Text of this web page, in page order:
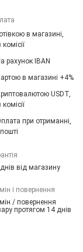
в магазині,
комісії
рахунок IBAN
в магазині +4%
USDT,
комісії
при отриманні,
від магазину
і повернення
/ повернення
протягом 14 днів